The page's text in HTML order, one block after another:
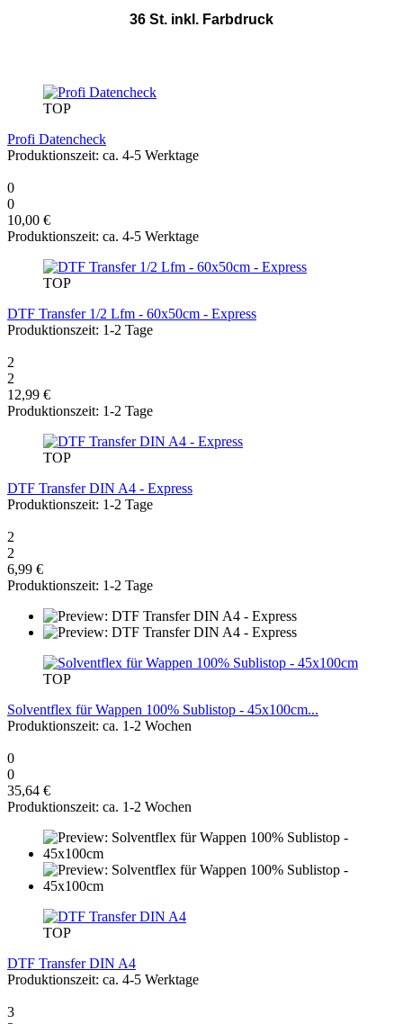
36 St. inkl. Farbdruck
TOP
Profi Datencheck
Produktionszeit: ca. 4-5 Werktage
0
0
10,00 €
Produktionszeit: ca. 4-5 Werktage
TOP
DTF Transfer 1/2 Lfm - 60x50cm - Express
Produktionszeit: 1-2 Tage
2
2
12,99 €
Produktionszeit: 1-2 Tage
TOP
DTF Transfer DIN A4 - Express
Produktionszeit: 1-2 Tage
2
2
6,99 €
Produktionszeit: 1-2 Tage
TOP
Solventflex für Wappen 100% Sublistop - 45x100cm...
Produktionszeit: ca. 1-2 Wochen
0
0
35,64 €
Produktionszeit: ca. 1-2 Wochen
TOP
DTF Transfer DIN A4
Produktionszeit: ca. 4-5 Werktage
3